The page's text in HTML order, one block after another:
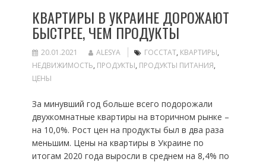
КВАРТИРЫ В УКРАИНЕ ДОРОЖАЮТ
БЫСТРЕЕ, ЧЕМ ПРОДУКТЫ
20.01.2021 ALESYA ГОССТАТ, КВАРТИРЫ,
НЕДВИЖИМОСТЬ, ПРОДУКТЫ, ПРОДУКТЫ ПИТАНИЯ,
ЦЕНЫ
За минувший год больше всего подорожали
двухкомнатные квартиры на вторичном рынке –
на 10,0%. Рост цен на продукты был в два раза
меньшим. Цены на квартиры в Украине по
итогам 2020 года выросли в среднем на 8,4% по